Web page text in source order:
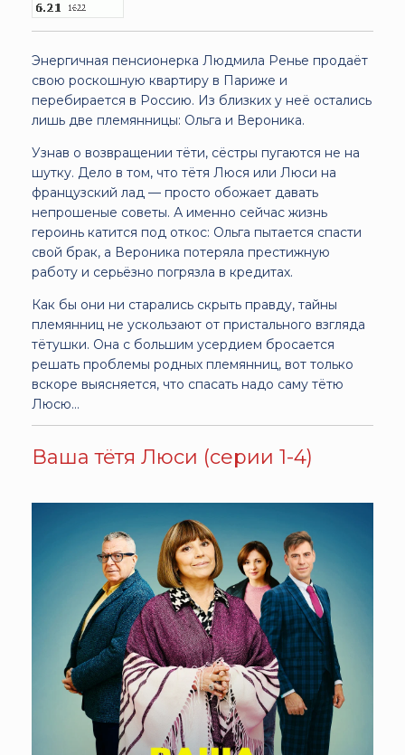
Энергичная пенсионерка Людмила Ренье продаёт
свою роскошную квартиру в Париже и
перебирается в Россию. Из близких у неё остались
лишь две племянницы: Ольга и Вероника.
Узнав о возвращении тёти, сёстры пугаются не на
шутку. Дело в том, что тётя Люся или Люси на
французский лад — просто обожает давать
непрошеные советы. А именно сейчас жизнь
героинь катится под откос: Ольга пытается спасти
свой брак, а Вероника потеряла престижную
работу и серьёзно погрязла в кредитах.
Как бы они ни старались скрыть правду, тайны
племянниц не ускользают от пристального взгляда
тётушки. Она с большим усердием бросается
решать проблемы родных племянниц, вот только
вскоре выясняется, что спасать надо саму тётю
Люсю…
Ваша тётя Люси (серии 1-4)